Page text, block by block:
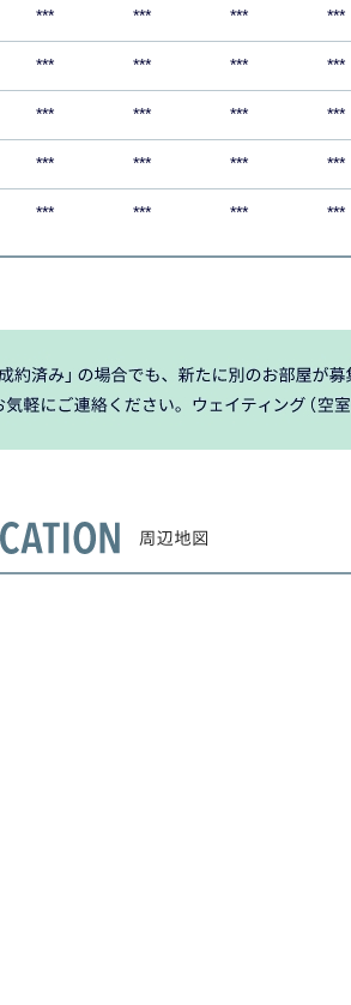
*** *** *** ***
*** *** *** ***
*** *** *** ***
*** *** *** ***
*** *** *** ***